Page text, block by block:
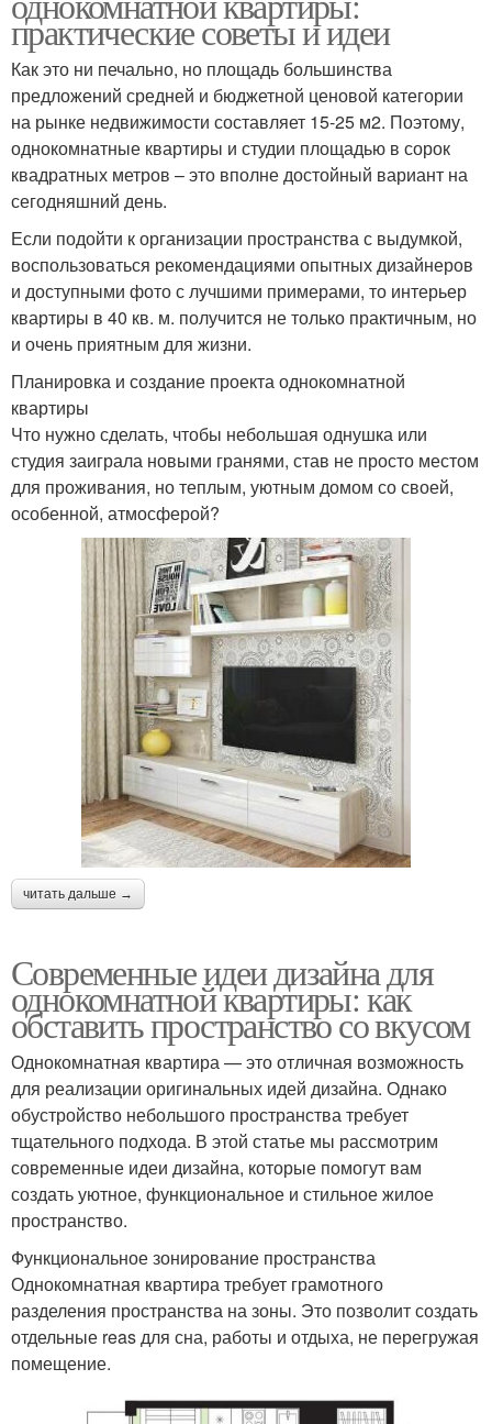
практические советы и идеи
Как это ни печально, но площадь большинства
предложений средней и бюджетной ценовой категории
на рынке недвижимости составляет 15-25 м2. Поэтому,
однокомнатные квартиры и студии площадью в сорок
квадратных метров – это вполне достойный вариант на
сегодняшний день.
Если подойти к организации пространства с выдумкой,
воспользоваться рекомендациями опытных дизайнеров
и доступными фото с лучшими примерами, то интерьер
квартиры в 40 кв. м. получится не только практичным, но
и очень приятным для жизни.
Планировка и создание проекта однокомнатной
квартиры
Что нужно сделать, чтобы небольшая однушка или
студия заиграла новыми гранями, став не просто местом
для проживания, но теплым, уютным домом со своей,
особенной, атмосферой?
читать дальше →
Современные идеи дизайна для
однокомнатной квартиры: как
обставить пространство со вкусом
Однокомнатная квартира — это отличная возможность
для реализации оригинальных идей дизайна. Однако
обустройство небольшого пространства требует
тщательного подхода. В этой статье мы рассмотрим
современные идеи дизайна, которые помогут вам
создать уютное, функциональное и стильное жилое
пространство.
Функциональное зонирование пространства
Однокомнатная квартира требует грамотного
разделения пространства на зоны. Это позволит создать
отдельные reas для сна, работы и отдыха, не перегружая
помещение.